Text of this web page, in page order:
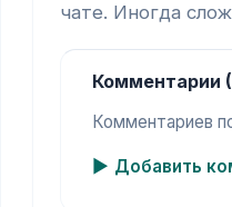
чате. Иногда
Комментарии
Комментариев
Добавить